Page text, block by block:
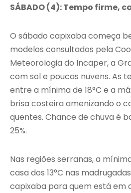
SÁBADO (4): Tempo firme,
O sábado capixaba começa
modelos consultados pela
Meteorologia do Incaper, a
com sol e poucas nuvens. As
entre a mínima de 18°C e a
brisa costeira amenizando o
quentes. Chance de chuva é
25%.
Nas regiões serranas, a
casa dos 13°C nas
capixaba para quem está em